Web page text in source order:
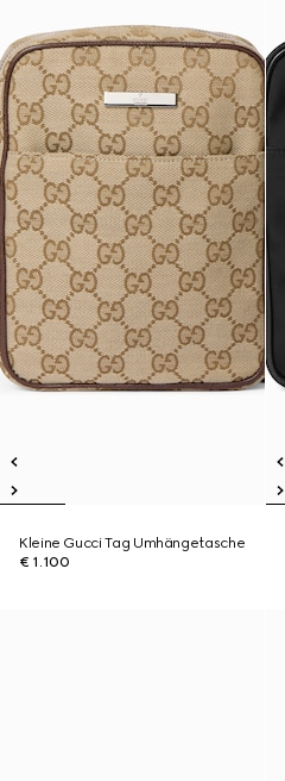
Kleine Gucci Tag Umhängetasche
€ 1.100